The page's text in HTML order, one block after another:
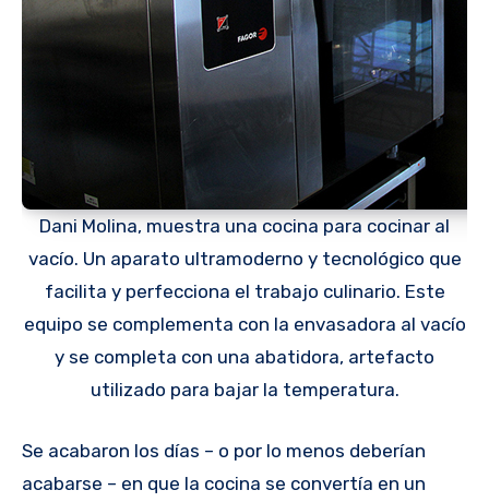
Dani Molina, muestra una cocina para cocinar al
vacío. Un aparato ultramoderno y tecnológico que
facilita y perfecciona el trabajo culinario. Este
equipo se complementa con la envasadora al vacío
y se completa con una abatidora, artefacto
utilizado para bajar la temperatura.
Se acabaron los días – o por lo menos deberían
acabarse – en que la cocina se convertía en un